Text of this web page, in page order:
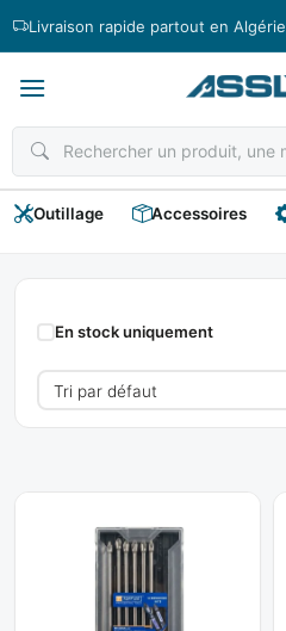
Livraison rapide partout en Algérie
Outillage Accessoires
Jeux
D'Embouts
En stock uniquement